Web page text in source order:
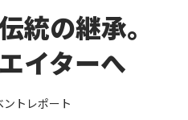
統の継承。
イターへ
トレポート